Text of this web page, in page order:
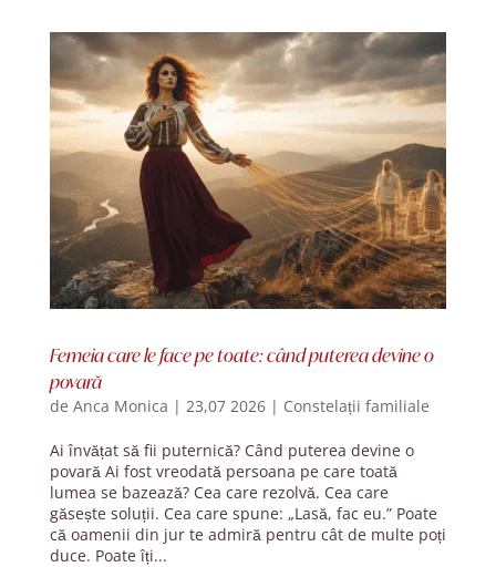
Femeia care le face pe toate: când puterea devine o
povară
de Anca Monica | 23,07 2026| Constelații familiale
Ai învățat să fii puternică? Când puterea devine o
povară Ai fost vreodată persoana pe care toată
lumea se bazează? Cea care rezolvă. Cea care
găsește soluții. Cea care spune: „Lasă, fac eu.” Poate
că oamenii din jur te admiră pentru cât de multe poți
duce. Poate îți...